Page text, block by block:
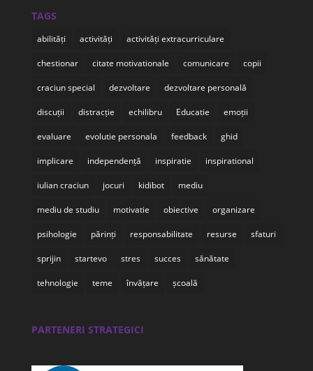
TAGS
abilități activități activități extracurriculare
chestionar citate motivationale comunicare copii
craciun special dezvoltare dezvoltare personală
discuții distracție echilibru Educatie emoții
evaluare evolutie personala feedback ghid
implicare independență inspiratie inspirational
iulian craciun jocuri kidibot mediu
mediu de studiu motivatie obiective organizare
psihologie părinți responsabilitate resurse sfaturi
sprijin startevo stres succes sănătate
tehnologie teme învățare școală
PARTENERI STRATEGICI